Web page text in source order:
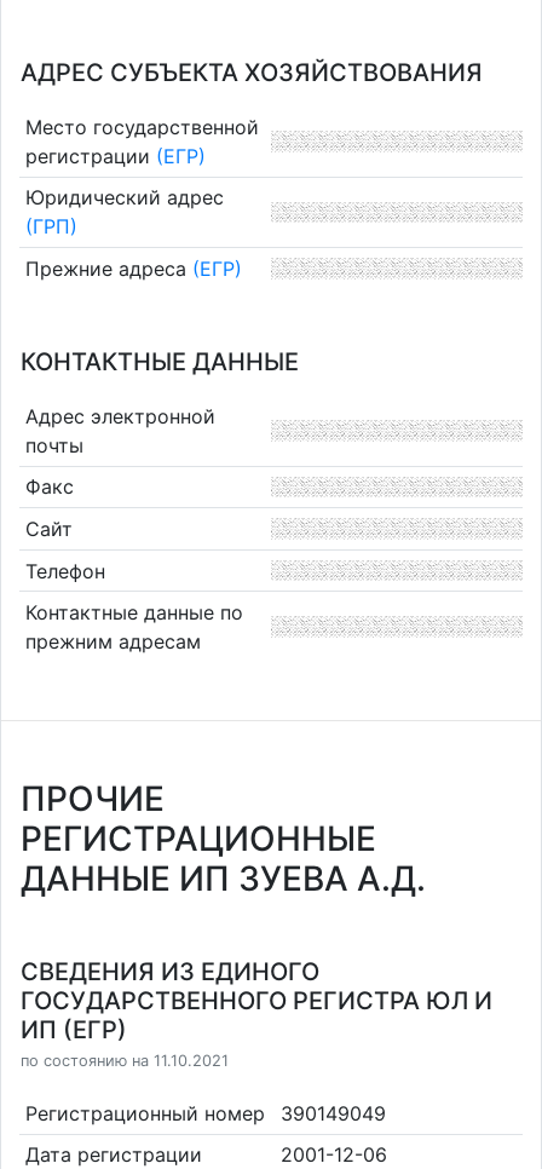
АДРЕС СУБЪЕКТА ХОЗЯЙСТВОВАНИЯ
Место государственной
регистрации (ЕГР)
Юридический адрес
(ГРП)
Прежние адреса (ЕГР)
КОНТАКТНЫЕ ДАННЫЕ
Адрес электронной
почты
Факс
Сайт
Телефон
Контактные данные по
прежним адресам
ПРОЧИЕ
РЕГИСТРАЦИОННЫЕ
ДАННЫЕ ИП ЗУЕВА А.Д.
СВЕДЕНИЯ ИЗ ЕДИНОГО
ГОСУДАРСТВЕННОГО РЕГИСТРА ЮЛ И
ИП (ЕГР)
по состоянию на 11.10.2021
Регистрационный номер
390149049
Дата регистрации
2001-12-06